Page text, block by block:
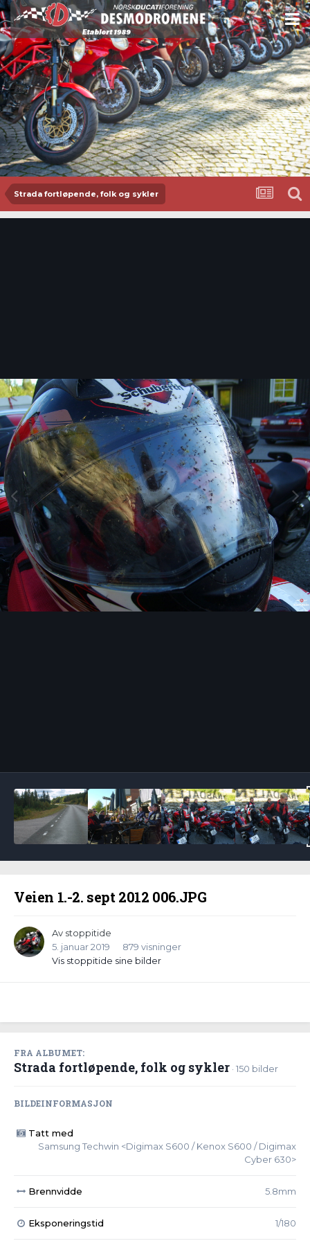
Strada fortløpende, folk og sykler
Veien 1.-2. sept 2012 006.JPG
Av stoppitide
5. januar 2019
879 visninger
Vis stoppitide sine bilder
FRA ALBUMET:
Strada fortløpende, folk og sykler · 150 bilder
BILDEINFORMASJON
Tatt med
Samsung Techwin <Digimax S600 / Kenox S600 / Digimax
Cyber 630>
Brennvidde 5.8mm
Eksponeringstid 1/180